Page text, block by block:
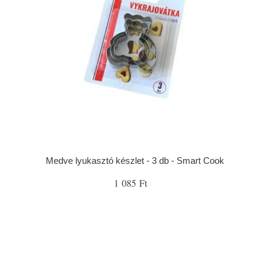
Medve lyukasztó készlet - 3 db - Smart Cook
1 085 Ft